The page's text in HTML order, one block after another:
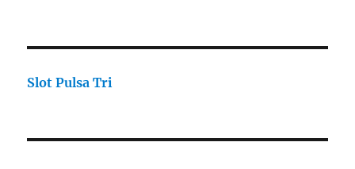
Slot Pulsa Tri